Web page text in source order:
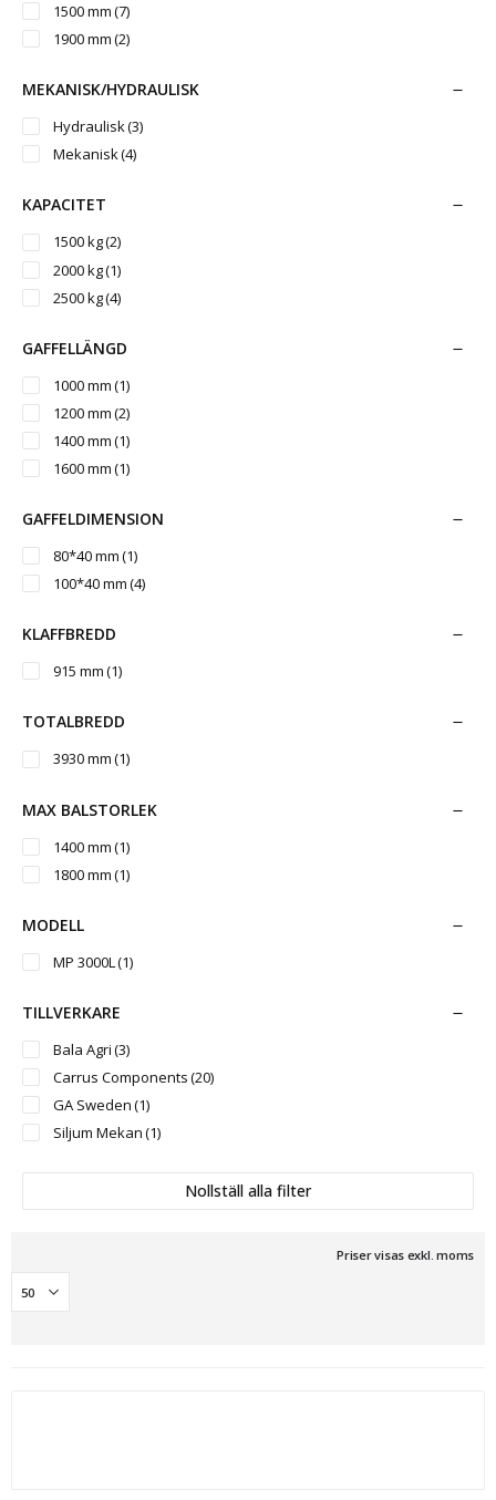
1500 mm(7)
1900 mm(2)
MEKANISK/HYDRAULISK
Hydraulisk(3)
Mekanisk(4)
KAPACITET
1500 kg(2)
2000 kg(1)
2500 kg(4)
GAFFELLÄNGD
1000 mm(1)
1200 mm(2)
1400 mm(1)
1600 mm(1)
GAFFELDIMENSION
80*40 mm(1)
100*40 mm(4)
KLAFFBREDD
915 mm(1)
TOTALBREDD
3930 mm(1)
MAX BALSTORLEK
1400 mm(1)
1800 mm(1)
MODELL
MP 3000L(1)
TILLVERKARE
Bala Agri(3)
Carrus Components(20)
GA Sweden(1)
Siljum Mekan(1)
Nollställ alla filter
Priser visas exkl. moms